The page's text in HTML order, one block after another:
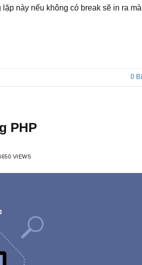
này nếu không có break sẽ in ra
0
PHP
VIEWS